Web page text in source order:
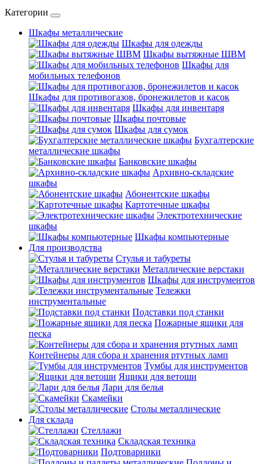
Категории
Шкафы металлические
Шкафы для одежды
Шкафы вытяжные ШВМ
Шкафы для
мобильных телефонов
Шкафы для противогазов, бронежилетов и касок
Шкафы для инвентаря
Шкафы почтовые
Шкафы для сумок
Бухгалтерские
металлические шкафы
Банковские шкафы
Архивно-складские
шкафы
Абонентские шкафы
Картотечные шкафы
Электротехнические
шкафы
Шкафы компьютерные
Для производства
Стулья и табуреты
Металлические верстаки
Шкафы для инструментов
Тележки
инструментальные
Подставки под станки
Пожарные ящики для
песка
Контейнеры для сбора и хранения ртутных ламп
Тумбы для инструментов
Ящики для ветоши
Лари для белья
Скамейки
Столы металлические
Для склада
Стеллажи
Складская техника
Подтоварники